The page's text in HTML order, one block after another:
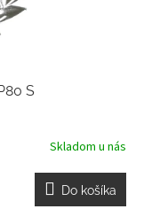
S
Skladom u nás
Do košíka